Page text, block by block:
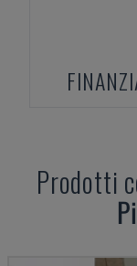
Prodotti